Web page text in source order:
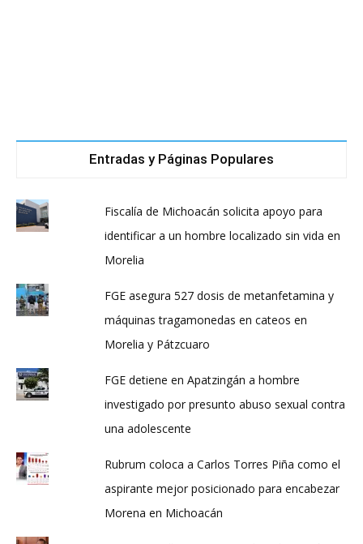
Entradas y Páginas Populares
Fiscalía de Michoacán solicita apoyo para
identificar a un hombre localizado sin vida en
Morelia
FGE asegura 527 dosis de metanfetamina y
máquinas tragamonedas en cateos en
Morelia y Pátzcuaro
FGE detiene en Apatzingán a hombre
investigado por presunto abuso sexual contra
una adolescente
Rubrum coloca a Carlos Torres Piña como el
aspirante mejor posicionado para encabezar
Morena en Michoacán